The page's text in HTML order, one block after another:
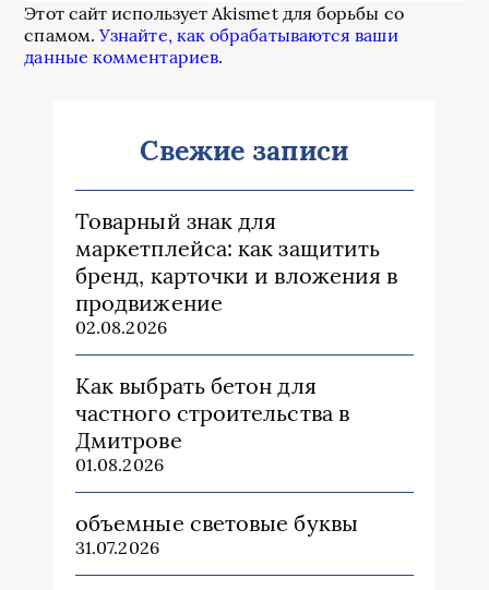
Этот сайт использует Akismet для борьбы со
спамом.Узнайте, как обрабатываются ваши
данные комментариев.
Свежие записи
Товарный знак для
маркетплейса: как защитить
бренд, карточки и вложения в
продвижение
02.08.2026
Как выбрать бетон для
частного строительства в
Дмитрове
01.08.2026
объемные световые буквы
31.07.2026